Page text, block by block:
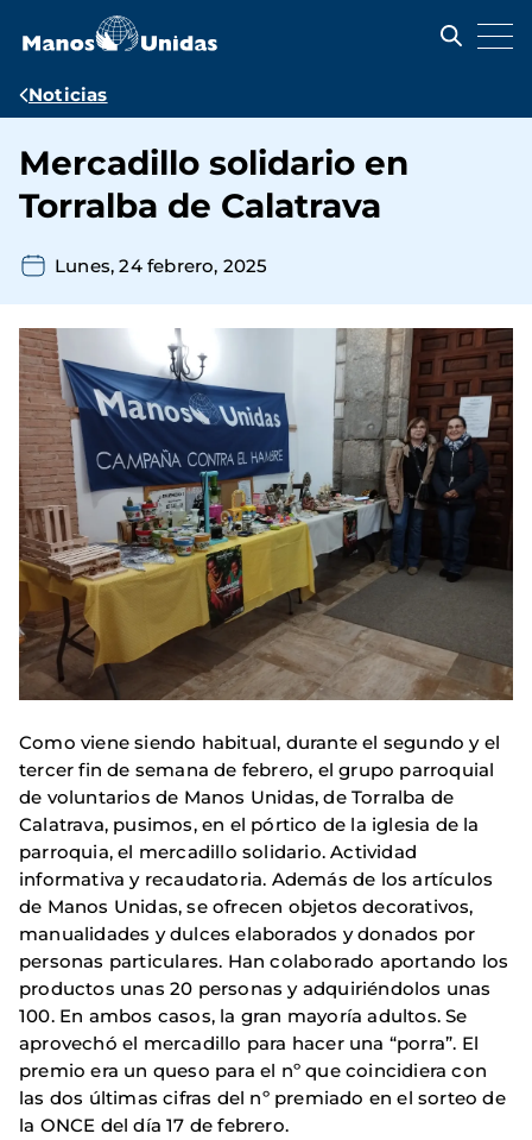
contenido
Ruta
navegación
Noticias
Mercadillo solidario en
Torralba de Calatrava
Lunes, 24 febrero, 2025
Como viene siendo habitual, durante el segundo y el
tercer fin de semana de febrero, el grupo parroquial
de voluntarios de Manos Unidas, de Torralba de
Calatrava, pusimos, en el pórtico de la iglesia de la
parroquia, el mercadillo solidario. Actividad
informativa y recaudatoria. Además de los artículos
de Manos Unidas, se ofrecen objetos decorativos,
manualidades y dulces elaborados y donados por
personas particulares. Han colaborado aportando los
productos unas 20 personas y adquiriéndolos unas
100. En ambos casos, la gran mayoría adultos. Se
aprovechó el mercadillo para hacer una “porra”. El
premio era un queso para el nº que coincidiera con
las dos últimas cifras del nº premiado en el sorteo de
la ONCE del día 17 de febrero.